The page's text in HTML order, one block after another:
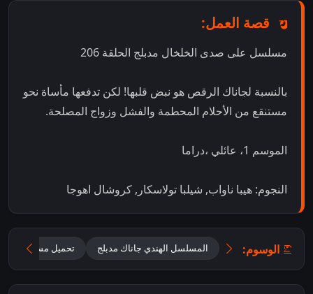
قصة العمل:
مسلسل على صدى الخلخال مدبلج الحلقة 206
بالنسبة لجاناك الرقص هو نبض قلبها! لكن تدفعها مأساة نحو
مستنقع من الأحلام المحطمة والفشل وزواج المصلحة.
الموسم 1، عائلي ،دراما
النجوم: هيبا ناواب, شيلبا تولاسكار, كروشال اهوجا
الوسوم: المسلسل الهندي جاناك مدبلج تحميل مسلسل Jhanak مدبلج